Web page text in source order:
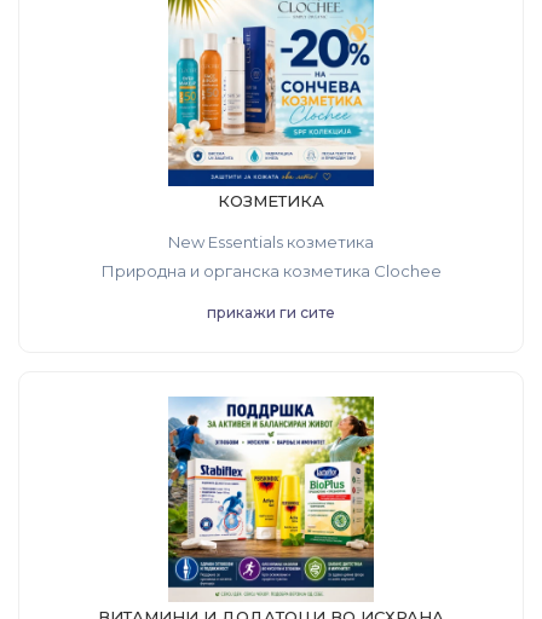
КОЗМЕТИКА
New Essentials козметика
Природна и органска козметика Clochee
прикажи ги сите